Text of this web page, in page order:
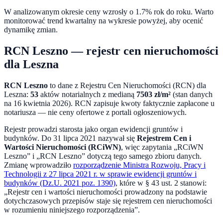
W analizowanym okresie ceny wzrosły o 1.7% rok do roku. Warto
monitorować trend kwartalny na wykresie powyżej, aby ocenić
dynamikę zmian.
RCN Leszno — rejestr cen nieruchomości
dla Leszna
RCN Leszno to dane z Rejestru Cen Nieruchomości (RCN) dla
Leszna: 53 aktów notarialnych z medianą 7503 zł/m² (stan danych
na 16 kwietnia 2026). RCN zapisuje kwoty faktycznie zapłacone u
notariusza — nie ceny ofertowe z portali ogłoszeniowych.
Rejestr prowadzi starosta jako organ ewidencji gruntów i
budynków. Do 31 lipca 2021 nazywał się Rejestrem Cen i
Wartości Nieruchomości (RCiWN), więc zapytania „RCiWN
Leszno” i „RCN Leszno” dotyczą tego samego zbioru danych.
Zmianę wprowadziło rozporządzenie Ministra Rozwoju, Pracy i
Technologii z 27 lipca 2021 r. w sprawie ewidencji gruntów i
budynków (Dz.U. 2021 poz. 1390), które w § 43 ust. 2 stanowi:
„Rejestr cen i wartości nieruchomości prowadzony na podstawie
dotychczasowych przepisów staje się rejestrem cen nieruchomości
w rozumieniu niniejszego rozporządzenia”.